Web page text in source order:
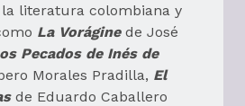
literatura colombiana y
La Voráginede José
Pecados de Inés de
Morales Pradilla, El
de Eduardo Caballero